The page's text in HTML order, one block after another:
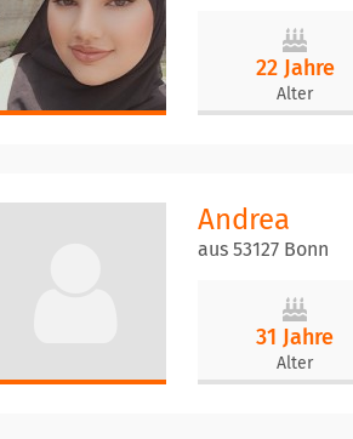
22 Jahre
Alter
Andrea
aus 53127 Bonn
31 Jahre
Alter